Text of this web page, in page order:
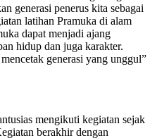
generasi penerus kita sebagai
latihan Pramuka di alam
dapat menjadi ajang
hidup dan juga karakter.
generasi yang unggul”
mengikuti kegiatan sejak
berakhir dengan